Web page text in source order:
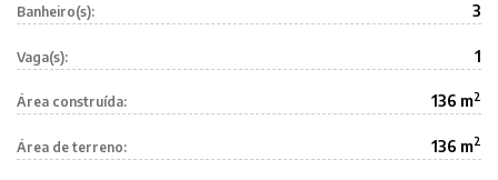
Banheiro(s): 3
Vaga(s): 1
Área construída: 136 m2
Área de terreno: 136 m2